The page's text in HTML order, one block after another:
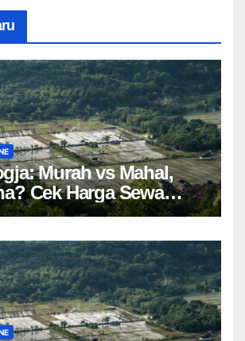
Murah vs Mahal,
Cek Harga Sewa